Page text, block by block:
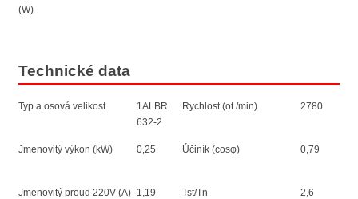
(W)
Technické data
Typ a osová velikost
1ALBR
632-2
Jmenovitý výkon (kW) 0,25
Jmenovitý proud 220V (A) 1,19
Rychlost (ot./min) 2780
Účiník (cosφ) 0,79
Tst/Tn 2,6